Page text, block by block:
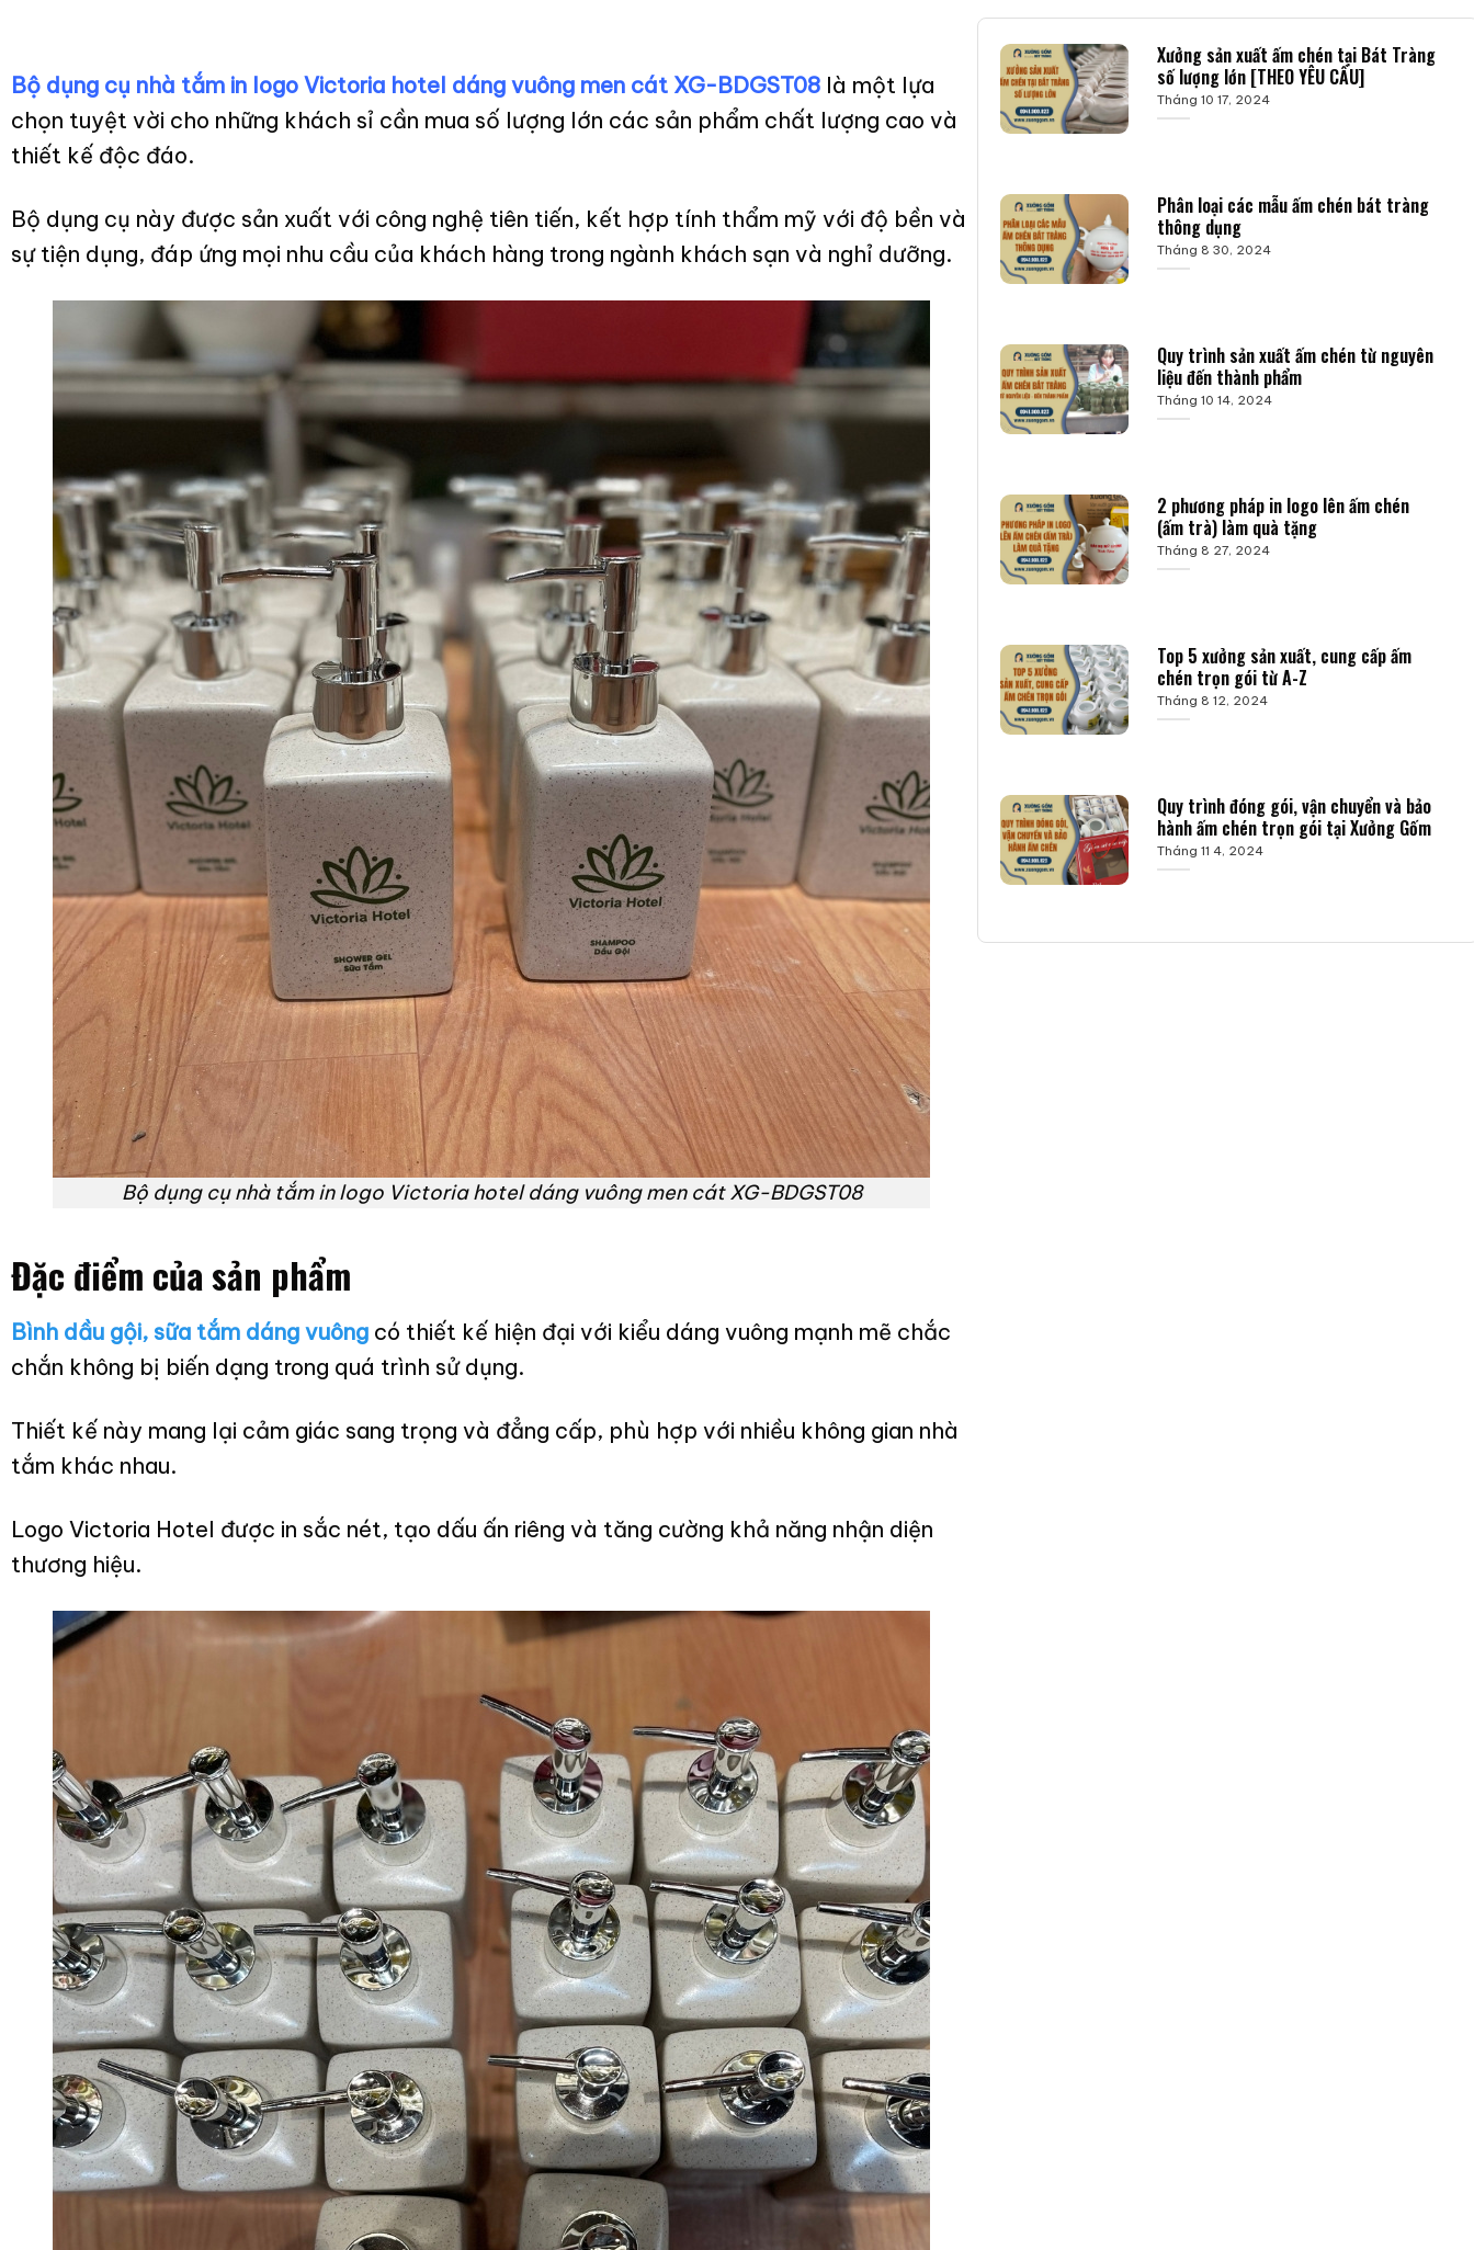
Bộ dụng cụ nhà tắm in logo Victoria hotel dáng vuông men cát XG-BDGST08 là một lựa
chọn tuyệt vời cho những khách sỉ cần mua số lượng lớn các sản phẩm chất lượng cao và
thiết kế độc đáo.
Bộ dụng cụ này được sản xuất với công nghệ tiên tiến, kết hợp tính thẩm mỹ với độ bền và
sự tiện dụng, đáp ứng mọi nhu cầu của khách hàng trong ngành khách sạn và nghỉ dưỡng.
Bộ dụng cụ nhà tắm in logo Victoria hotel dáng vuông men cát XG-BDGST08
Đặc điểm của sản phẩm
Bình dầu gội, sữa tắm dáng vuông có thiết kế hiện đại với kiểu dáng vuông mạnh mẽ chắc
chắn không bị biến dạng trong quá trình sử dụng.
Thiết kế này mang lại cảm giác sang trọng và đẳng cấp, phù hợp với nhiều không gian nhà
tắm khác nhau.
Logo Victoria Hotel được in sắc nét, tạo dấu ấn riêng và tăng cường khả năng nhận diện
thương hiệu.
Xưởng sản xuất ấm chén tại Bát Tràng
số lượng lớn [THEO YÊU CẦU]
Tháng 10 17, 2024
Phân loại các mẫu ấm chén bát tràng
thông dụng
Tháng 8 30, 2024
Quy trình sản xuất ấm chén từ nguyên
liệu đến thành phẩm
Tháng 10 14, 2024
2 phương pháp in logo lên ấm chén
(ấm trà) làm quà tặng
Tháng 8 27, 2024
Top 5 xưởng sản xuất, cung cấp ấm
chén trọn gói từ A-Z
Tháng 8 12, 2024
Quy trình đóng gói, vận chuyển và bảo
hành ấm chén trọn gói tại Xưởng Gốm
Tháng 11 4, 2024